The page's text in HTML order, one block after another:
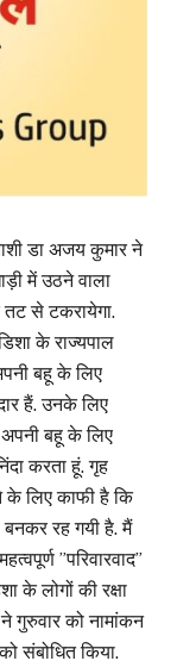
डा अजय कुमार ने
में उठने वाला
से टकरायेगा.
के राज्यपाल
बहू के लिए
हैं. उनके लिए
बहू के लिए
करता हूं. गृह
के लिए काफी है कि
बनकर रह गयी है. मैं
”परिवारवाद”
के लोगों की रक्षा
गुरुवार को नामांकन
संबोधित किया.